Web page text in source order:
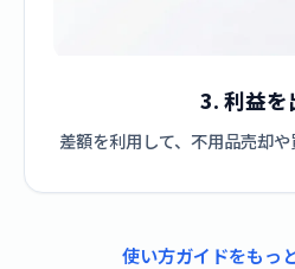
3. 利益を
差額を利用して、不用品売却や
使い方ガイドをもっ